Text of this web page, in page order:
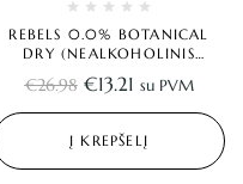
REBELS 0.0% BOTANICAL
DRY (NEALKOHOLINIS
DŽINAS) 0.5L
€26.98 €13.21 su PVM
Į KREPŠELĮ